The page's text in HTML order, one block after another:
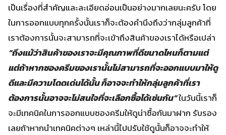
เป็นเรื่องที่สำคัญและละเอียดอ่อนเป็นอย่างมากเลยนะครับ โดย
ในการออกแบบทุกครั้งนั้นเราก็จะต้องคำนึงถึงว่ากลุ่มลูกค้าที่
เราต้องการนั้นจะสามารถที่จะเข้าถึงสินค้าของเราได้หรือเปล่า
“ถึงแม้ว่าสินค้าของเราจะมีคุณภาพที่ดีขนาดไหนก็ตามแต่
แต่ถ้าหากซองครีมของเรานั้นไม่สามารถที่จะออกแบบมาให้ดู
ดีและมีความโดดเด่นได้นั้น ก็อาจจะทำให้กลุ่มลูกค้าที่เรา
ต้องการนั้นอาจจะไม่สนใจที่จะเลือกซื้อได้เช่นกัน”ในวันนี้เราก็
จะมีเทคนิคในการออกแบบซองครีมให้ดูน่าซื้อกันมาฝาก รับรอง
เลยถ้าหากนำเทคนิคต่างๆ เหล่านี้ไปปรับใช้ดูนั้นก็อาจจะทำให้